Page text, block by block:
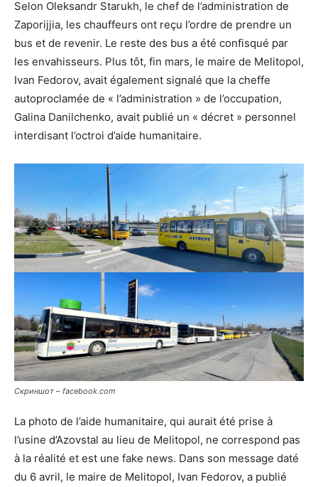
Selon Oleksandr Starukh, le chef de l’administration de
Zaporijjia, les chauffeurs ont reçu l’ordre de prendre un
bus et de revenir. Le reste des bus a été confisqué par
les envahisseurs. Plus tôt, fin mars, le maire de Melitopol,
Ivan Fedorov, avait également signalé que la cheffe
autoproclamée de « l’administration » de l’occupation,
Galina Danilchenko, avait publié un « décret » personnel
interdisant l’octroi d’aide humanitaire.
Скриншот – facebook.com
La photo de l’aide humanitaire, qui aurait été prise à
l’usine d’Azovstal au lieu de Melitopol, ne correspond pas
à la réalité et est une fake news. Dans son message daté
du 6 avril, le maire de Melitopol, Ivan Fedorov, a publié